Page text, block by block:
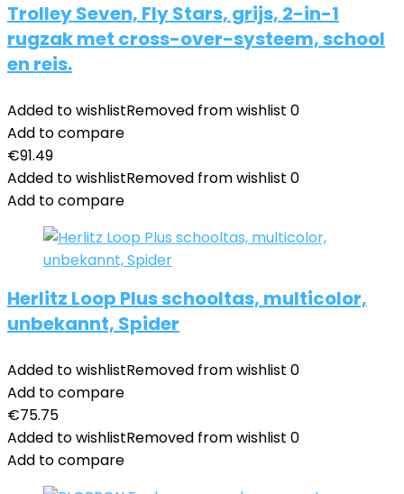
Trolley Seven, Fly Stars, grijs, 2-in-1
rugzak met cross-over-systeem, school
en reis.
Added to wishlistRemoved from wishlist 0
Add to compare
€91.49
Added to wishlistRemoved from wishlist 0
Add to compare
Herlitz Loop Plus schooltas, multicolor,
unbekannt, Spider
Added to wishlistRemoved from wishlist 0
Add to compare
€75.75
Added to wishlistRemoved from wishlist 0
Add to compare